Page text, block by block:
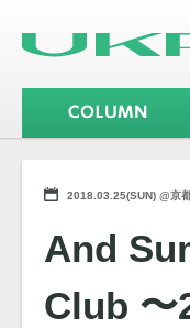
2018.03.25(SUN) @京
And
Club 〜